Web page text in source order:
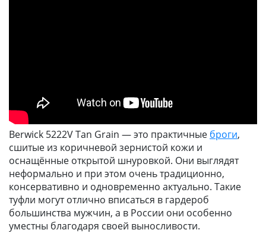
Berwick 5222V Tan Grain — это практичные броги,
сшитые из коричневой зернистой кожи и
оснащённые открытой шнуровкой. Они выглядят
неформально и при этом очень традиционно,
консервативно и одновременно актуально. Такие
туфли могут отлично вписаться в гардероб
большинства мужчин, а в России они особенно
уместны благодаря своей выносливости.